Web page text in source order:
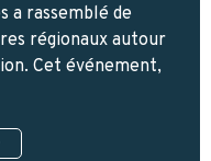
a rassemblé de
régionaux autour
Cet événement,